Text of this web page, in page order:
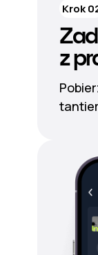
z
Krok